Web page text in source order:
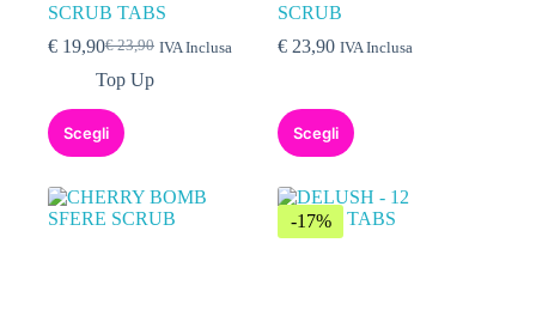
SCRUB TABS
€23,90
€ 19,90 IVA Inclusa
Top Up
Scegli
SCRUB
€ 23,90 IVA Inclusa
Scegli
-17%